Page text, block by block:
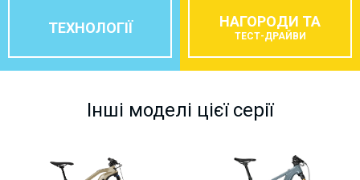
ТЕХНОЛОГІЇ НАГОРОДИ ТА
ТЕСТ-ДРАЙВИ
Інші моделі цієї серії